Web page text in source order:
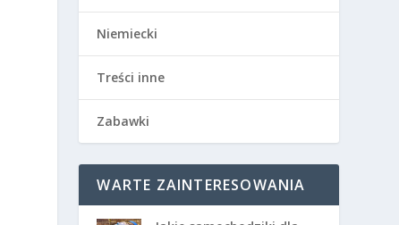
Niemiecki
Treści inne
Zabawki
WARTE ZAINTERESOWANIA